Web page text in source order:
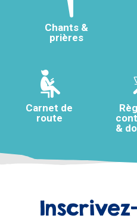
Chants &
prières
Carnet de
route
&